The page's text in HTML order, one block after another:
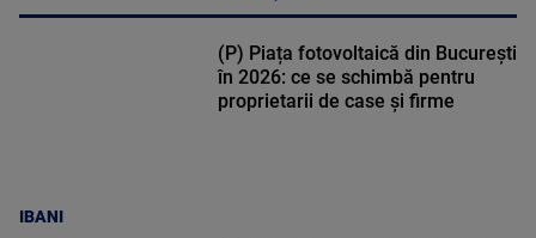
IBANI
(P) Piața fotovoltaică din București
în 2026: ce se schimbă pentru
proprietarii de case și firme